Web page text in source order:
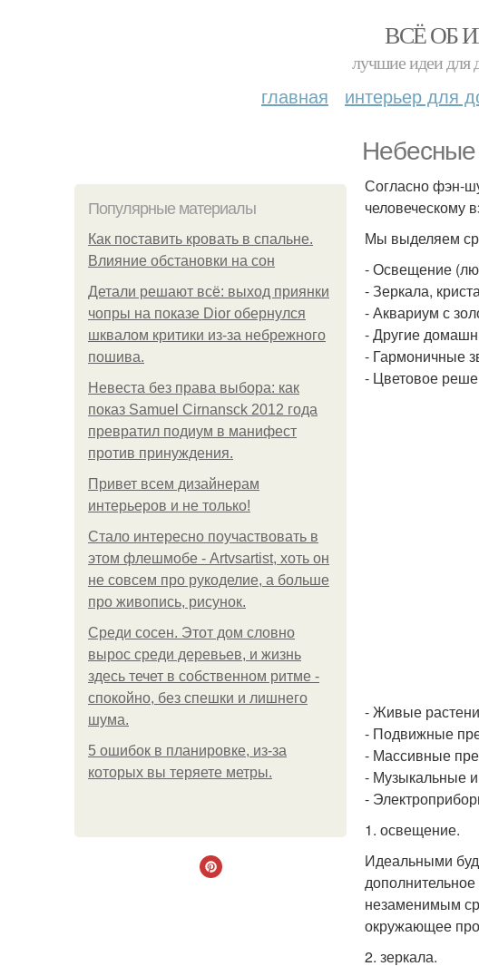
ВСЁ ОБ
лучшие идеи для
главная интерьер для
Популярные материалы
Как поставить кровать в спальне.
Влияние обстановки на сон
Детали решают всё: выход приянки
чопры на показе Dior обернулся
шквалом критики из-за небрежного
пошива.
Невеста без права выбора: как
показ Samuel Cirnansck 2012 года
превратил подиум в манифест
против принуждения.
Привет всем дизайнерам
интерьеров и не только!
Стало интересно поучаствовать в
этом флешмобе - Artvsartist, хоть он
не совсем про рукоделие, а больше
про живопись, рисунок.
Среди сосен. Этот дом словно
вырос среди деревьев, и жизнь
здесь течет в собственном ритме -
спокойно, без спешки и лишнего
шума.
5 ошибок в планировке, из-за
которых вы теряете метры.
Согласно фэн-
человеческому
Мы выделяем
- Освещение
- Зеркала,
- Аквариум с
- Другие
- Гармоничные
- Цветовое
- Живые
- Подвижные
- Массивные
- Музыкальные
-
1. освещение.
Идеальными
незаменимым
окружающее
2. зеркала.